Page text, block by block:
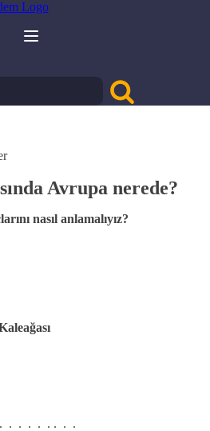
Avrupa nerede?
nasıl anlamalıyız?
. . . . . . . .